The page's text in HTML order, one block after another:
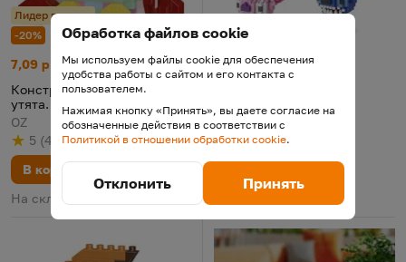
Лидер продаж
-20%
Конструктор "Забавные утята. Цветочек"
Цена:
7,09 р.
Старая цена:
8,86
Конструктор "Забавные
утята. Цветочек"
OZ
Рейтинг
5
из 5 (
по результату
4
голосов
В корзину
На складе
-20%
Конструктор "Стич и Энджел"
Цена:
13,82 р.
Старая цена:
17,28
Toto
Рейтинг
5
из 5 (
по результату
6
голосов
)
Обработка файлов cookie
Мы используем файлы cookie для обеспечения
удобства работы с сайтом и его контакта с
пользователем.
Нажимая кнопку «Принять», вы даете согласие на
обозначенные действия в соответствии с
Политикой в отношении обработки cookie.
Отклонить Принять